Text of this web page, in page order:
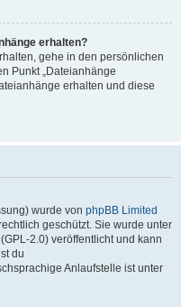
erhalten?
gehe in den persönlichen
Punkt „Dateianhänge
erhalten und diese
wurde von phpBB Limited
geschützt. Sie wurde unter
2.0) veröffentlicht und kann
du
Anlaufstelle ist unter